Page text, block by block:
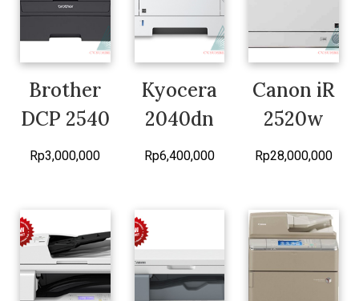
Brother
DCP 2540
Rp3,000,000
Kyocera
2040dn
Rp6,400,000
Canon iR
2520w
Rp28,000,000